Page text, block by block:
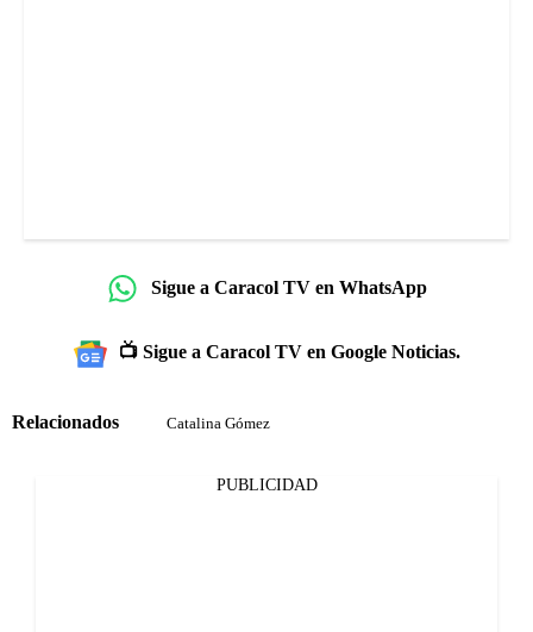
Sigue a Caracol TV en WhatsApp
📺 Sigue a Caracol TV en Google Noticias.
Relacionados Catalina Gómez
PUBLICIDAD